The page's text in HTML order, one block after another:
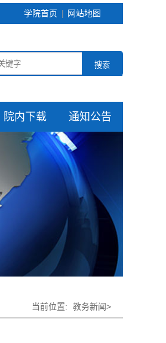
学院首页 网站地图
搜索
院内下载 通知公告
当前位置: 教务新闻>